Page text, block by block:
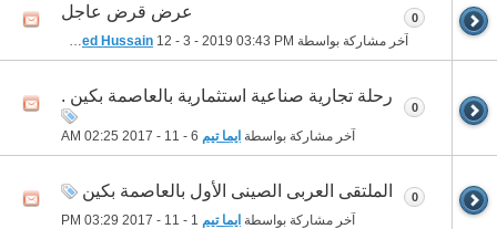
عرض قرض عاجل
آخر مشاركة بواسطة Mohammed Hussain 12 - 3 - 2019 03:43 PM
0
رحلة تجارية صناعية استثمارية بالعاصمة بكين .
آخر مشاركة بواسطة ايما تيم 02:25 AM
0
الملتقى العربى الصينى الأول بالعاصمة بكين
آخر مشاركة بواسطة ايما تيم 03:29 PM
0